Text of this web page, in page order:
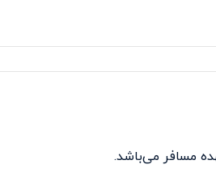
مسافر می‌باشد.